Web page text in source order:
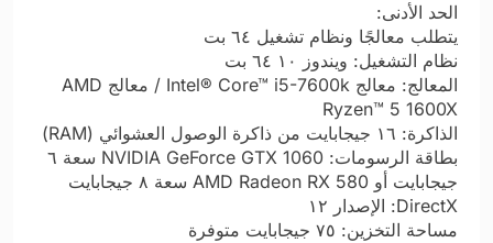
الحد الأدنى:
يتطلب معالجًا ونظام تشغيل ٦٤ بت
نظام التشغيل: ويندوز ١٠ ٦٤ بت
المعالج: معالج Intel® Core™ i5-7600k / معالج AMD
Ryzen™ 5 1600X
الذاكرة: ١٦ جيجابايت من ذاكرة الوصول العشوائي (RAM)
بطاقة الرسومات: NVIDIA GeForce GTX 1060 سعة ٦
جيجابايت أو AMD Radeon RX 580 سعة ٨ جيجابايت
DirectX: الإصدار ١٢
مساحة التخزين: ٧٥ جيجابايت متوفرة